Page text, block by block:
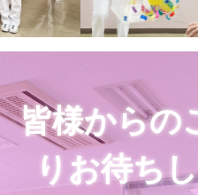
皆様からの
りお待ち